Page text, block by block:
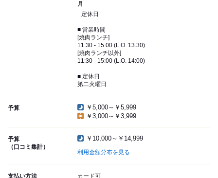
月
定休日
■ 営業時間
[焼肉ランチ]
11:30 - 15:00 (L.O. 13:30)
[焼肉ランチ以外]
11:30 - 15:00 (L.O. 14:00)
■ 定休日
第二火曜日
予算
￥5,000～￥5,999
￥3,000～￥3,999
予算
（口コミ集計）
￥10,000～￥14,999
利用金額分布を見る
支払い方法
カード可